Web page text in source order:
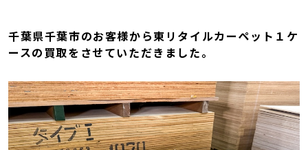
千葉県千葉市のお客様から東リタイルカーペット１ケ
ースの買取をさせていただきました。